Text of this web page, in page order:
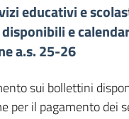
educativi e
e
a.s. 25-26
sui bollettini
per il pagamento dei